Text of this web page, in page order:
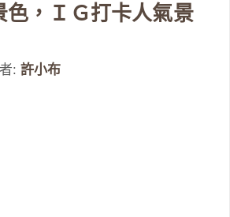
色，ＩＧ打卡人氣景
: 許小布